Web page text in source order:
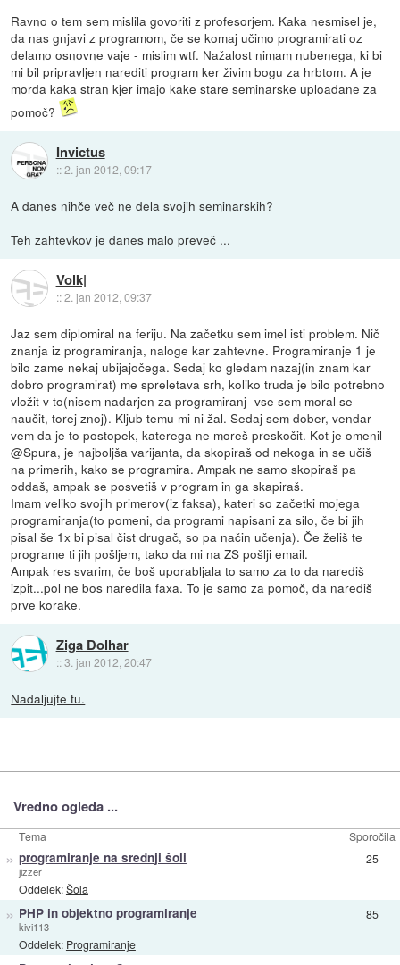
Ravno o tem sem mislila govoriti z profesorjem. Kaka nesmisel je,
da nas gnjavi z programom, če se komaj učimo programirati oz
delamo osnovne vaje - mislim wtf. Nažalost nimam nubenega, ki bi
mi bil pripravljen narediti program ker živim bogu za hrbtom. A je
morda kaka stran kjer imajo kake stare seminarske uploadane za
pomoč?
Invictus
::2. jan 2012, 09:17
A danes nihče več ne dela svojih seminarskih?
Teh zahtevkov je danes malo preveč ...
Volk|
::2. jan 2012, 09:37
Jaz sem diplomiral na feriju. Na začetku sem imel isti problem. Nič
znanja iz programiranja, naloge kar zahtevne. Programiranje 1 je
bilo zame nekaj ubijajočega. Sedaj ko gledam nazaj(in znam kar
dobro programirat) me spreletava srh, koliko truda je bilo potrebno
vložit v to(nisem nadarjen za programiranj -vse sem moral se
naučit, torej znoj). Kljub temu mi ni žal. Sedaj sem dober, vendar
vem da je to postopek, katerega ne moreš preskočit. Kot je omenil
@Spura, je najboljša varijanta, da skopiraš od nekoga in se učiš
na primerih, kako se programira. Ampak ne samo skopiraš pa
oddaš, ampak se posvetiš v program in ga skapiraš.
Imam veliko svojih primerov(iz faksa), kateri so začetki mojega
programiranja(to pomeni, da programi napisani za silo, če bi jih
pisal še 1x bi pisal čist drugač, so pa način učenja). Če želiš te
programe ti jih pošljem, tako da mi na ZS pošlji email.
Ampak res svarim, če boš uporabljala to samo za to da narediš
izpit...pol ne bos naredila faxa. To je samo za pomoč, da narediš
prve korake.
Ziga Dolhar
::3. jan 2012, 20:47
Nadaljujte tu.
Vredno ogleda ...
Tema Sporočila
» programiranje na srednji šoli
jizzer
Oddelek:Šola
25
» PHP in objektno programiranje
kivi113
Oddelek: Programiranje
85